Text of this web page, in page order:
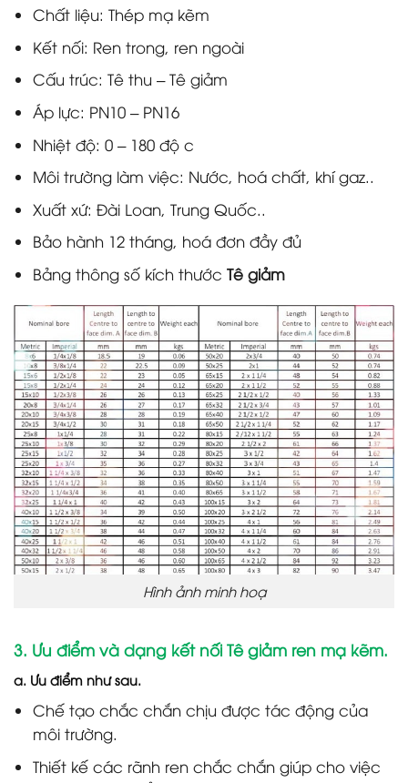
Chất liệu: Thép mạ kẽm
Kết nối: Ren trong, ren ngoài
Cấu trúc: Tê thu – Tê giảm
Áp lực: PN10 – PN16
Nhiệt độ: 0 – 180 độ c
Môi trường làm việc: Nước, hoá chất, khí gaz..
Xuất xứ: Đài Loan, Trung Quốc..
Bảo hành 12 tháng, hoá đơn đầy đủ
Bảng thông số kích thước Tê giảm
Hình ảnh minh hoạ
3. Ưu điểm và dạng kết nối Tê giảm ren mạ kẽm.
a. Ưu điểm như sau.
Chế tạo chắc chắn chịu được tác động của
môi trường.
Thiết kế các rãnh ren chắc chắn giúp cho việc